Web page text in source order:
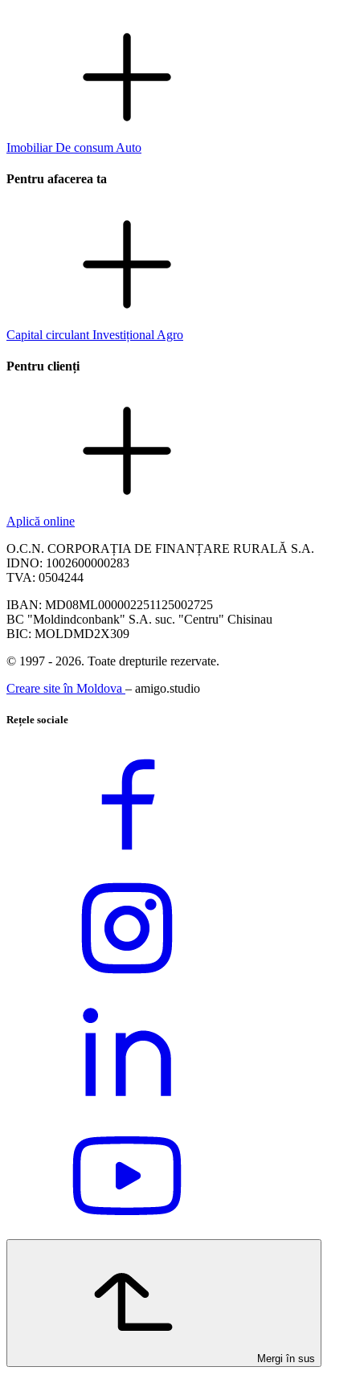
ImobiliarDe consum Auto
Pentru afacerea ta
Capital circulant Investițional Agro
Pentru clienți
Aplică online
O.C.N. CORPORAȚIA DE FINANȚARE RURALĂ S.A.
IDNO: 1002600000283
TVA: 0504244
IBAN: MD08ML000002251125002725
BC "Moldindconbank" S.A. suc. "Centru" Chisinau
BIC: MOLDMD2X309
© 1997 - 2026. Toate drepturile rezervate.
Creare site în Moldova – amigo.studio
Rețele sociale
Mergi în sus